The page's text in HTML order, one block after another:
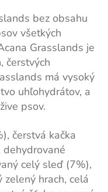
bez obsahu
všetkých
Grasslands je
čerstvých
má vysoký
uhľohydrátov, a
psov.
čerstvá kačka
dehydrované
celý sleď (7%),
hrach, celá